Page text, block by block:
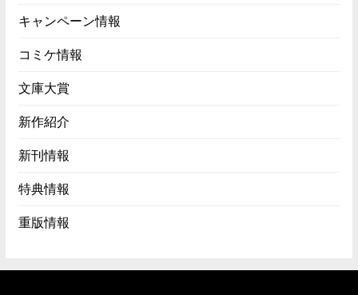
キャンペーン情報
コミケ情報
文庫大賞
新作紹介
新刊情報
特典情報
重版情報